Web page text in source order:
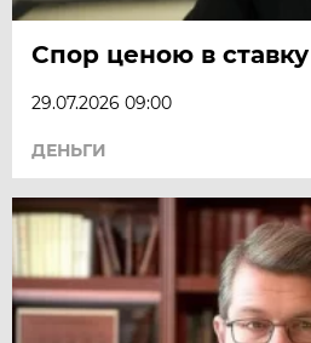
Спор ценою в ставку
29.07.2026 09:00
ДЕНЬГИ